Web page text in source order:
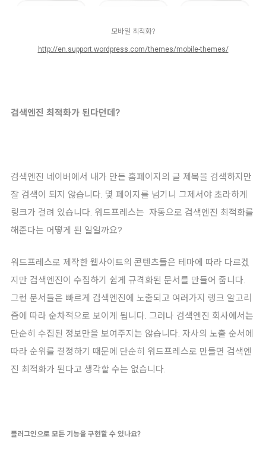
모바일 최적화?
http://en.support.wordpress.com/themes/mobile-themes/
검색엔진 최적화가 된다던데?
검색엔진 네이버에서 내가 만든 홈페이지의 글 제목을 검색하지만
잘 검색이 되지 않습니다. 몇 페이지를 넘기니 그제서야 초라하게
링크가 걸려 있습니다. 워드프레스는 자동으로 검색엔진 최적화를
해준다는 어떻게 된 일일까요?
워드프레스로 제작한 웹사이트의 콘텐츠들은 테마에 따라 다르겠
지만 검색엔진이 수집하기 쉽게 규격화된 문서를 만들어 줍니다.
그런 문서들은 빠르게 검색엔진에 노출되고 여러가지 랭크 알고리
즘에 따라 순차적으로 보이게 됩니다. 그러나 검색엔진 회사에서는
단순히 수집된 정보만을 보여주지는 않습니다. 자사의 노출 순서에
따라 순위를 결정하기 때문에 단순히 워드프레스로 만들면 검색엔
진 최적화가 된다고 생각할 수는 없습니다.
플러그인으로 모든 기능을 구현할 수 있나요?